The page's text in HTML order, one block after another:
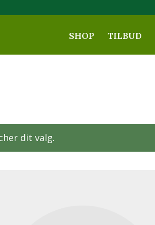
SHOP TILBUD
dit valg.